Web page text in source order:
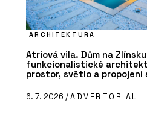
ARCHITEKTURA
Atriová vila. Dům na
funkcionalistické
prostor, světlo a propojení
6. 7. 2026 /ADVERTORIAL